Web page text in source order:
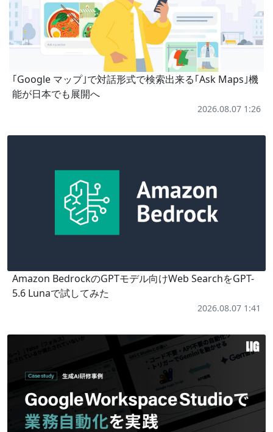
｢Google マップ｣で対話形式で検索出来る｢Ask Maps｣機
能が日本でも展開へ
2026.08.07 1:26
Amazon BedrockのGPTモデル向けWeb SearchをGPT-
5.6 Lunaで試してみた
2026.08.07 1:41